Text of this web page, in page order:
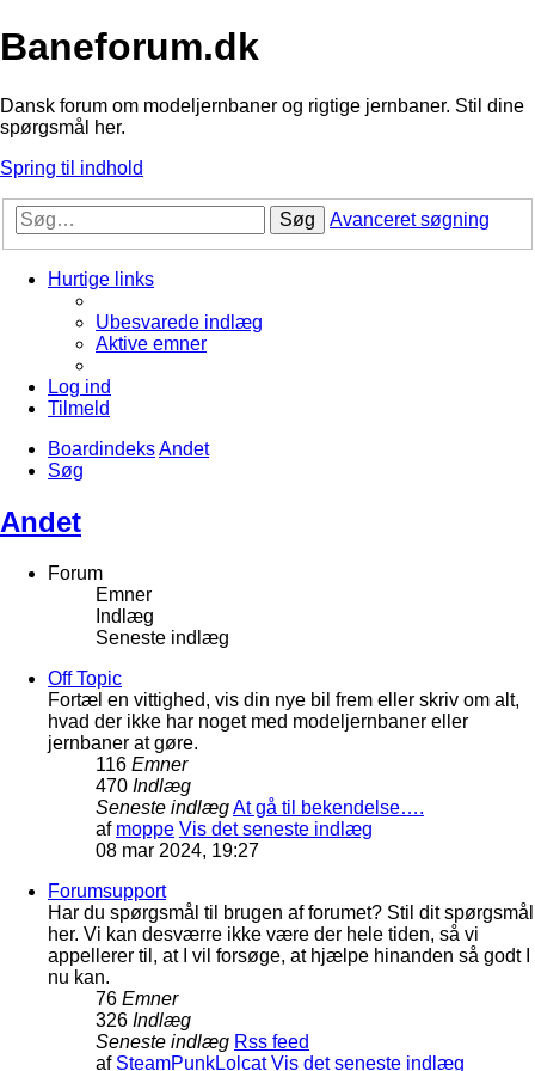
Baneforum.dk
Dansk forum om modeljernbaner og rigtige jernbaner. Stil dine
spørgsmål her.
Spring til indhold
Søg Avanceret søgning
Hurtige links
Ubesvarede indlæg
Aktive emner
Log ind
Tilmeld
BoardindeksAndet
Søg
Andet
Forum
Emner
Indlæg
Seneste indlæg
Off Topic
Fortæl en vittighed, vis din nye bil frem eller skriv om alt,
hvad der ikke har noget med modeljernbaner eller
jernbaner at gøre.
116 Emner
470 Indlæg
Seneste indlægAt gå til bekendelse….
af moppe Vis det seneste indlæg
08 mar 2024, 19:27
Forumsupport
Har du spørgsmål til brugen af forumet? Stil dit spørgsmål
her. Vi kan desværre ikke være der hele tiden, så vi
appellerer til, at I vil forsøge, at hjælpe hinanden så godt I
nu kan.
76 Emner
326 Indlæg
Seneste indlæg Rss feed
af SteamPunkLolcat Vis det seneste indlæg